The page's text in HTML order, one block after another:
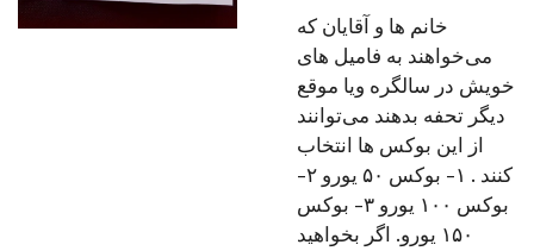
خانم ها و آقایان که
می‌خواهند به فامیل های
خویش در سالگره ویا موقع
دیگر تحفه بدهند می‌توانند
از این بوکس ها انتخاب
کنند . ۱- بوکس ۵۰ یورو ۲-
بوکس ۱۰۰ یورو ۳- بوکس
۱۵۰ یورو. اگر بخواهید